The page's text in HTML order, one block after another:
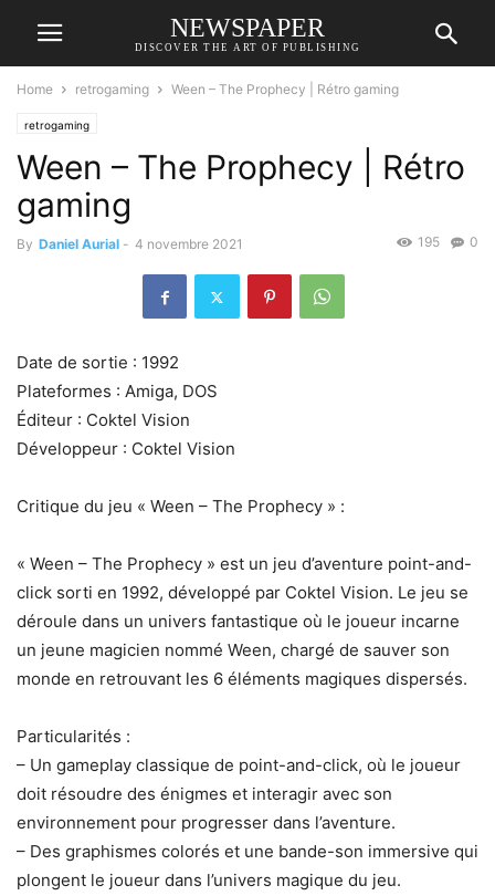
NEWSPAPER
DISCOVER THE ART OF PUBLISHING
Home retrogaming Ween – The Prophecy | Rétro gaming
retrogaming
Ween – The Prophecy | Rétro
gaming
By Daniel Aurial - 4 novembre 2021 0
195
Date de sortie : 1992
Plateformes : Amiga, DOS
Éditeur : Coktel Vision
Développeur : Coktel Vision
Critique du jeu « Ween – The Prophecy » :
« Ween – The Prophecy » est un jeu d’aventure point-and-
click sorti en 1992, développé par Coktel Vision. Le jeu se
déroule dans un univers fantastique où le joueur incarne
un jeune magicien nommé Ween, chargé de sauver son
monde en retrouvant les 6 éléments magiques dispersés.
Particularités :
– Un gameplay classique de point-and-click, où le joueur
doit résoudre des énigmes et interagir avec son
environnement pour progresser dans l’aventure.
– Des graphismes colorés et une bande-son immersive qui
plongent le joueur dans l’univers magique du jeu.